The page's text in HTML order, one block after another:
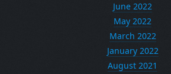
June 2022
May 2022
March 2022
January 2022
August 2021